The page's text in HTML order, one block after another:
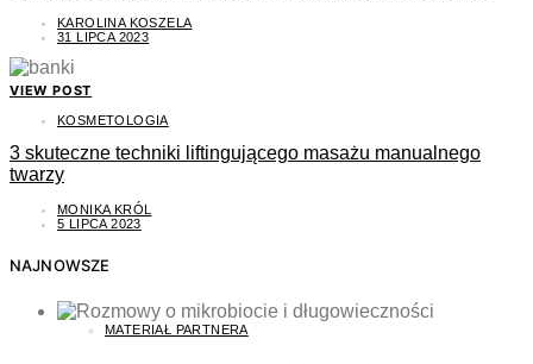
KAROLINA KOSZELA
31 LIPCA 2023
VIEW POST
KOSMETOLOGIA
3 skuteczne techniki liftingującego masażu manualnego
twarzy
MONIKA KRÓL
5 LIPCA 2023
NAJNOWSZE
MATERIAŁ PARTNERA